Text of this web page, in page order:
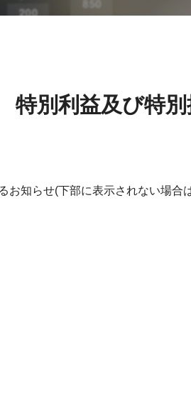
特別利益及び特
お知らせ(下部に表示されない場合